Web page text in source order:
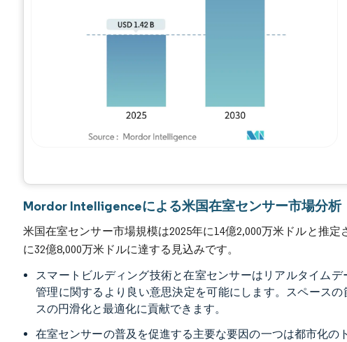
Mordor Intelligenceによる米国在室センサー市場分析
米国在室センサー市場規模は2025年に14億2,000万米ドルと推定
に32億8,000万米ドルに達する見込みです。
スマートビルディング技術と在室センサーはリアルタイム
管理に関するより良い意思決定を可能にします。スペース
スの円滑化と最適化に貢献できます。
在室センサーの普及を促進する主要な要因の一つは都市化